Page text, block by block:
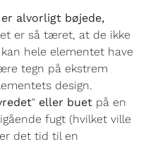
alvorligt bøjede,
er så tæret, at de ikke
hele elementet have
tegn på ekstrem
design.
" eller buet på en
fugt (hvilket ville
det tid til en